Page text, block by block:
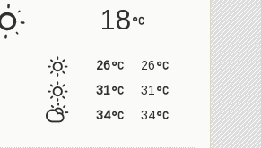
18
26
26
31
31
34
34